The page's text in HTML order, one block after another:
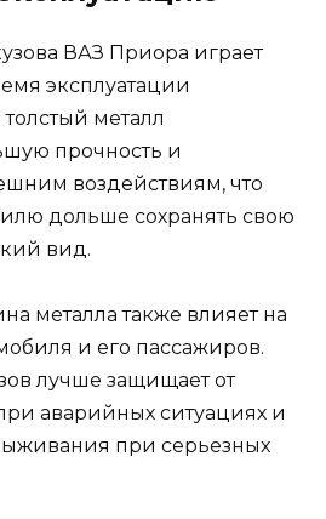
ВАЗ Приора играет
эксплуатации
металл
прочность и
воздействиям, что
дольше сохранять свою
вид.
металла также влияет на
и его пассажиров.
лучше защищает от
аварийных ситуациях и
при серьезных